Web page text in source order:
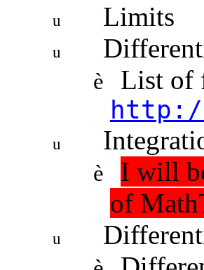
u Limits
u
è List of
u
è
I will
of
u